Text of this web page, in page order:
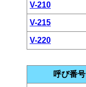
V-210
V-215
V-220
呼び番号